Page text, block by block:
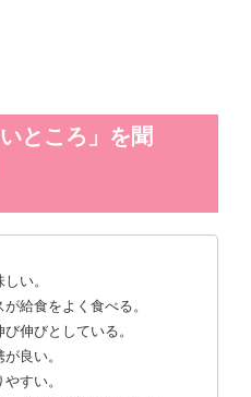
ところ」を聞
い。
が給食をよく食べる。
び伸びとしている。
良い。
すい。